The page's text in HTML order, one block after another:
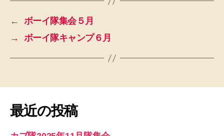
←
ボーイ隊集会５月
→
ボーイ隊キャンプ６月
最近の投稿